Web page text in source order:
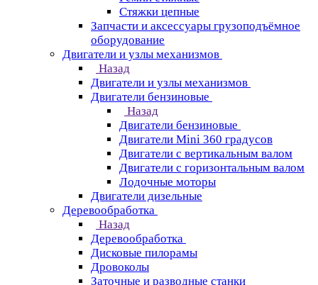
Стяжки цепные
Запчасти и аксессуары грузоподъёмное
оборудование
Двигатели и узлы механизмов
Назад
Двигатели и узлы механизмов
Двигатели бензиновые
Назад
Двигатели бензиновые
Двигатели Mini 360 градусов
Двигатели с вертикальным валом
Двигатели с горизонтальным валом
Лодочные моторы
Двигатели дизельные
Деревообработка
Назад
Деревообработка
Дисковые пилорамы
Дровоколы
Заточные и разводные станки